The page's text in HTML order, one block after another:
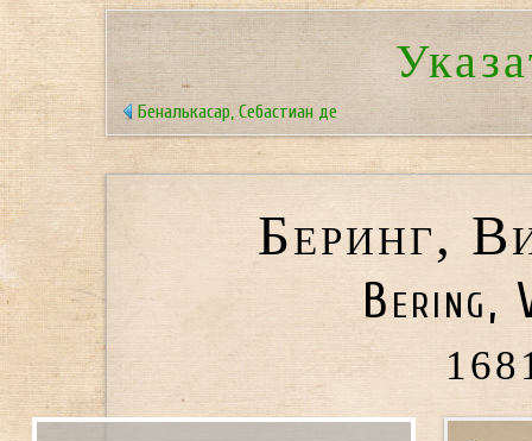
Беналькасар, Себастиан де
Беринг,
Bering,